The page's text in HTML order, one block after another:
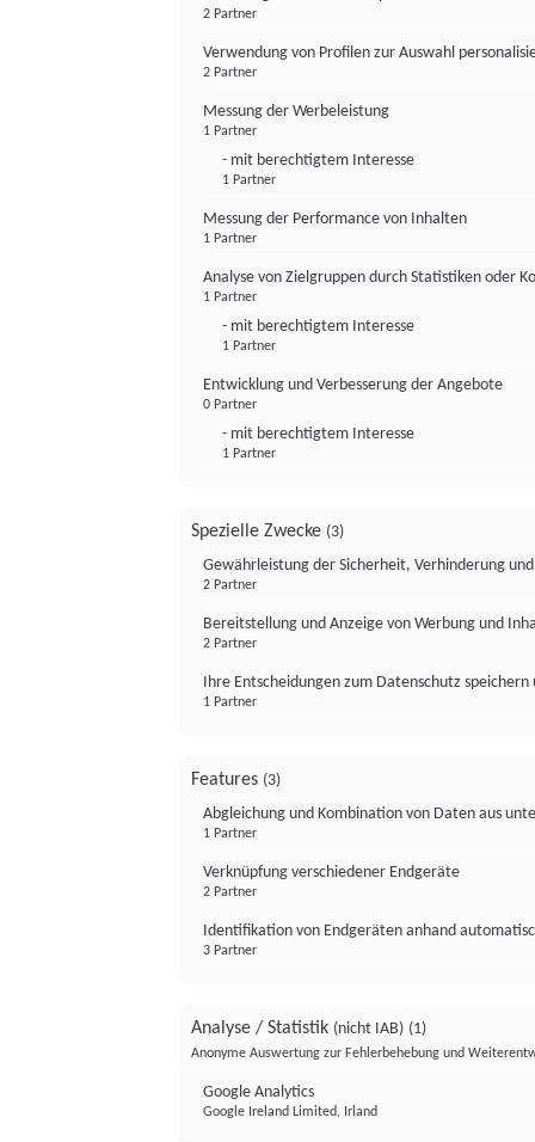
2 Partner
Verwendung von Profilen zur Auswahl
2 Partner
Messung der Werbeleistung
1 Partner
- mit berechtigtem Interesse
1 Partner
Messung der Performance von Inhalten
1 Partner
Analyse von Zielgruppen durch Statistiken oder
1 Partner
- mit berechtigtem Interesse
1 Partner
Entwicklung und Verbesserung der Angebote
0 Partner
- mit berechtigtem Interesse
1 Partner
Spezielle Zwecke (3)
Gewährleistung der Sicherheit, Verhinderung
2 Partner
Bereitstellung und Anzeige von Werbung und
2 Partner
Ihre Entscheidungen zum Datenschutz
1 Partner
Features (3)
Abgleichung und Kombination von Daten aus
1 Partner
Verknüpfung verschiedener Endgeräte
2 Partner
Identifikation von Endgeräten anhand
3 Partner
Analyse / Statistik (nicht IAB) (1)
Anonyme Auswertung zur Fehlerbehebung und
Google Analytics
Google Ireland Limited, Irland